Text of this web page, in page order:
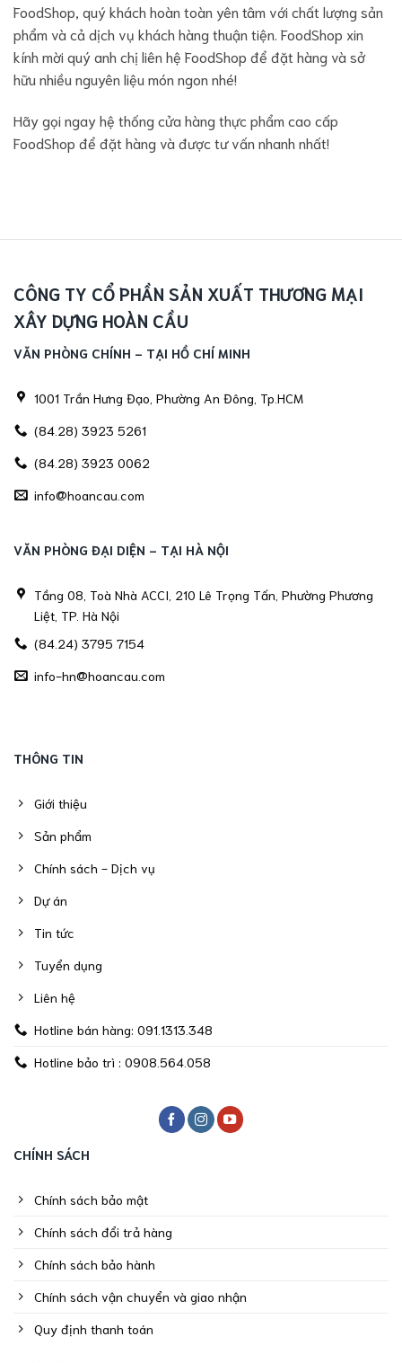
FoodShop, quý khách hoàn toàn yên tâm với chất lượng sản
phẩm và cả dịch vụ khách hàng thuận tiện. FoodShop xin
kính mời quý anh chị liên hệ FoodShop để đặt hàng và sở
hữu nhiều nguyên liệu món ngon nhé!
Hãy gọi ngay hệ thống cửa hàng thực phẩm cao cấp
FoodShop để đặt hàng và được tư vấn nhanh nhất!
CÔNG TY CỔ PHẦN SẢN XUẤT THƯƠNG MẠI
XÂY DỰNG HOÀN CẦU
VĂN PHÒNG CHÍNH - TẠI HỒ CHÍ MINH
1001 Trần Hưng Đạo, Phường An Đông, Tp.HCM
(84.28) 3923 5261
(84.28) 3923 0062
info@hoancau.com
VĂN PHÒNG ĐẠI DIỆN - TẠI HÀ NỘI
Tầng 08, Toà Nhà ACCI, 210 Lê Trọng Tấn, Phường Phương
Liệt, TP. Hà Nội
(84.24) 3795 7154
info-hn@hoancau.com
THÔNG TIN
Giới thiệu
Sản phẩm
Chính sách - Dịch vụ
Dự án
Tin tức
Tuyển dụng
Liên hệ
Hotline bán hàng: 091.1313.348
Hotline bảo trì : 0908.564.058
CHÍNH SÁCH
Chính sách bảo mật
Chính sách đổi trả hàng
Chính sách bảo hành
Chính sách vận chuyển và giao nhận
Quy định thanh toán